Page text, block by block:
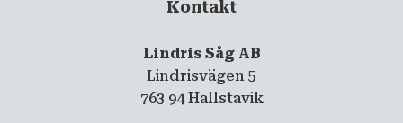
Kontakt
Lindris Såg AB
Lindrisvägen 5
763 94 Hallstavik